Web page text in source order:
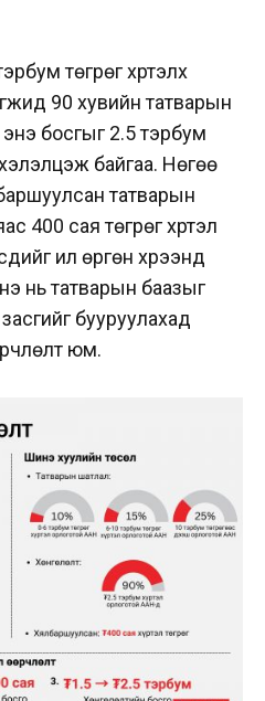
төгрөг хүртэлх
90 хувийн татварын
босгыг 2.5 тэрбум
байгаа. Нөгөө
татварын
400 сая төгрөг хүртэл
илүү өргөн хүрээнд
нь татварын баазыг
бууруулахад
юм.